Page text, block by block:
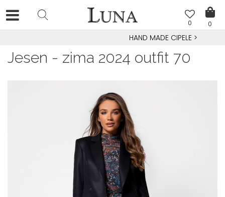
0
0
HAND MADE CIPELE>
Jesen - zima 2024 outfit 70